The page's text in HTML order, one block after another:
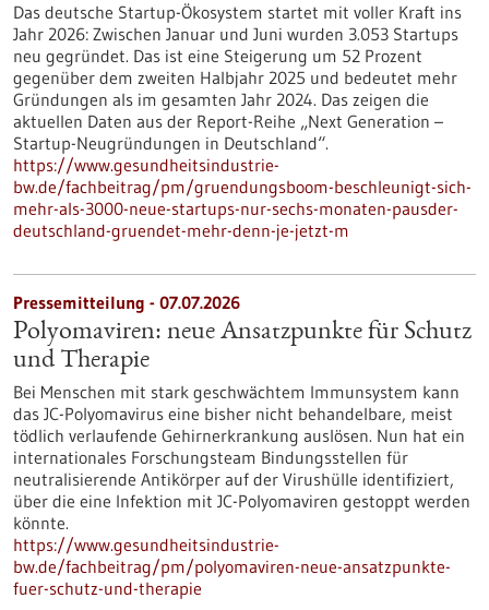
Das deutsche Startup-Ökosystem startet mit voller Kraft ins
Jahr 2026: Zwischen Januar und Juni wurden 3.053 Startups
neu gegründet. Das ist eine Steigerung um 52 Prozent
gegenüber dem zweiten Halbjahr 2025 und bedeutet mehr
Gründungen als im gesamten Jahr 2024. Das zeigen die
aktuellen Daten aus der Report-Reihe „Next Generation –
Startup-Neugründungen in Deutschland“.
https://www.gesundheitsindustrie-
bw.de/fachbeitrag/pm/gruendungsboom-beschleunigt-sich-
mehr-als-3000-neue-startups-nur-sechs-monaten-pausder-
deutschland-gruendet-mehr-denn-je-jetzt-m
Pressemitteilung - 07.07.2026
Polyomaviren: neue Ansatzpunkte für Schutz
und Therapie
Bei Menschen mit stark geschwächtem Immunsystem kann
das JC-Polyomavirus eine bisher nicht behandelbare, meist
tödlich verlaufende Gehirnerkrankung auslösen. Nun hat ein
internationales Forschungsteam Bindungsstellen für
neutralisierende Antikörper auf der Virushülle identifiziert,
über die eine Infektion mit JC-Polyomaviren gestoppt werden
könnte.
https://www.gesundheitsindustrie-
bw.de/fachbeitrag/pm/polyomaviren-neue-ansatzpunkte-
fuer-schutz-und-therapie